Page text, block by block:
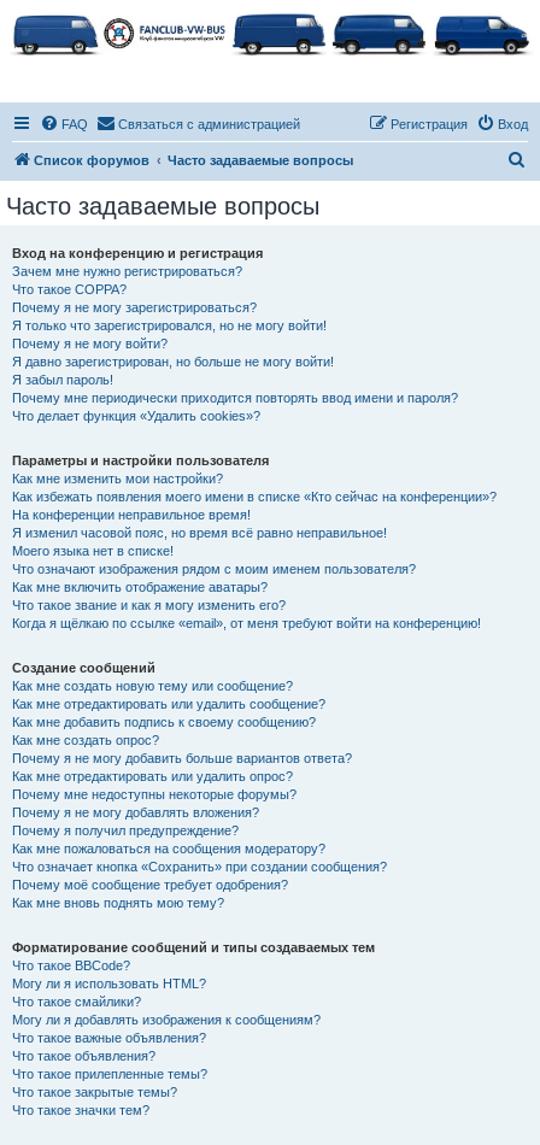
FAQ Связаться с администрацией Вход
Регистрация
Список форумов Часто задаваемые вопросы
Часто задаваемые вопросы
Вход на конференцию и регистрация
Зачем мне нужно регистрироваться?
Что такое COPPA?
Почему я не могу зарегистрироваться?
Я только что зарегистрировался, но не могу войти!
Почему я не могу войти?
Я давно зарегистрирован, но больше не могу войти!
Я забыл пароль!
Почему мне периодически приходится повторять ввод имени и пароля?
Что делает функция «Удалить cookies»?
Параметры и настройки пользователя
Как мне изменить мои настройки?
Как избежать появления моего имени в списке «Кто сейчас на конференции»?
На конференции неправильное время!
Я изменил часовой пояс, но время всё равно неправильное!
Моего языка нет в списке!
Что означают изображения рядом с моим именем пользователя?
Как мне включить отображение аватары?
Что такое звание и как я могу изменить его?
Когда я щёлкаю по ссылке «email», от меня требуют войти на конференцию!
Создание сообщений
Как мне создать новую тему или сообщение?
Как мне отредактировать или удалить сообщение?
Как мне добавить подпись к своему сообщению?
Как мне создать опрос?
Почему я не могу добавить больше вариантов ответа?
Как мне отредактировать или удалить опрос?
Почему мне недоступны некоторые форумы?
Почему я не могу добавлять вложения?
Почему я получил предупреждение?
Как мне пожаловаться на сообщения модератору?
Что означает кнопка «Сохранить» при создании сообщения?
Почему моё сообщение требует одобрения?
Как мне вновь поднять мою тему?
Форматирование сообщений и типы создаваемых тем
Что такое BBCode?
Могу ли я использовать HTML?
Что такое смайлики?
Могу ли я добавлять изображения к сообщениям?
Что такое важные объявления?
Что такое объявления?
Что такое прилепленные темы?
Что такое закрытые темы?
Что такое значки тем?